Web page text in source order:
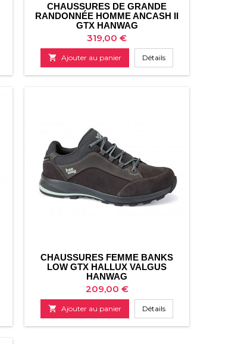
CHAUSSURES DE GRANDE
RANDONNÉE HOMME ANCASH II
GTX HANWAG
Prix
319,00 €
 Ajouter au panier Détails
CHAUSSURES FEMME BANKS
LOW GTX HALLUX VALGUS
HANWAG
Prix
209,00 €
 Ajouter au panier Détails